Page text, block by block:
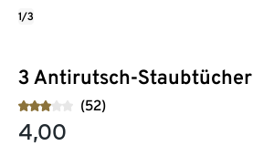
3 Antirutsch-Staubtücher
(52)
4,00
1/3